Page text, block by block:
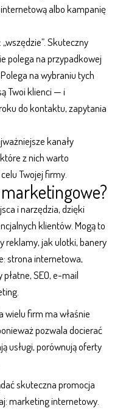
albo kampanię
Skuteczny
polega na przypadkowej
na wybraniu tych
Twoi klienci — i
do kontaktu, zapytania
kanały
z nich warto
Twojej firmy.
i narzędzia, dzięki
klientów. Mogą to
reklamy, jak ulotki, banery
strona internetowa,
płatne, SEO, e-mail
wielu firm ma właśnie
pozwala docierać
usługi, porównują oferty
skuteczna promocja
marketing internetowy